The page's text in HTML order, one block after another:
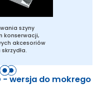
szyny
konserwacji,
akcesoriów
- wersja do mokrego